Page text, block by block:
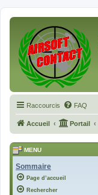
Raccourcis FAQ
Accueil Portail
MENU
Sommaire
Page d’accueil
Rechercher